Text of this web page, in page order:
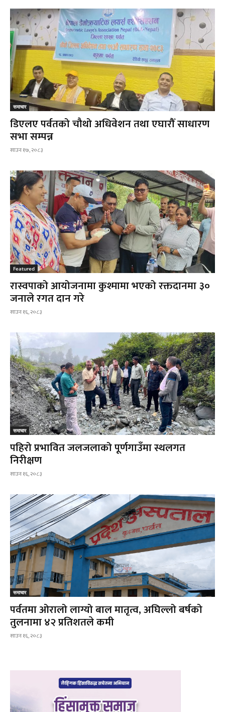
समाचार
डिएलए पर्वतको चौथो अधिवेशन तथा एघारौँ साधारण
सभा सम्पन्न
साउन १७, २०८३
Featured
रास्वपाको आयोजनामा कुश्मामा भएको रक्तदानमा ३०
जनाले रगत दान गरे
साउन १६, २०८३
समाचार
पहिरो प्रभावित जलजलाको पूर्णगाउँमा स्थलगत
निरीक्षण
साउन १६, २०८३
समाचार
पर्वतमा ओरालो लाग्यो बाल मातृत्व, अघिल्लो बर्षको
तुलनामा ४२ प्रतिशतले कमी
साउन १६, २०८३